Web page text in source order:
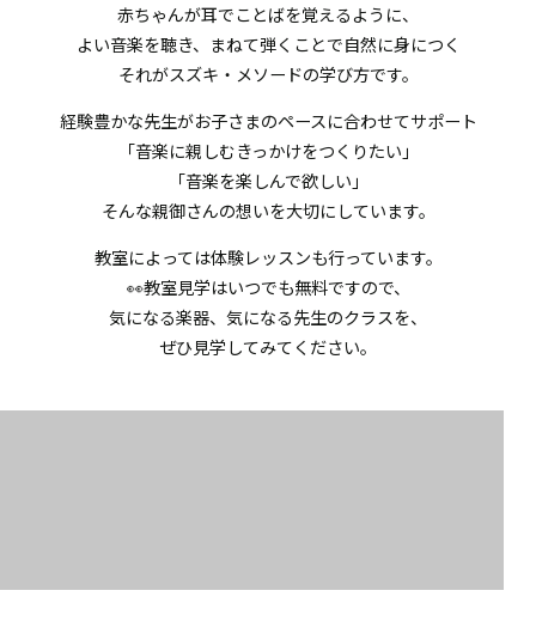
赤ちゃんが耳でことばを覚えるように、
よい音楽を聴き、まねて弾くことで自然に身につく
それがスズキ・メソードの学び方です。
経験豊かな先生がお子さまのペースに合わせてサポート
「音楽に親しむきっかけをつくりたい」
「音楽を楽しんで欲しい」
そんな親御さんの想いを大切にしています。
教室によっては体験レッスンも行っています。
👀教室見学はいつでも無料ですので、
気になる楽器、気になる先生のクラスを、
ぜひ見学してみてください。